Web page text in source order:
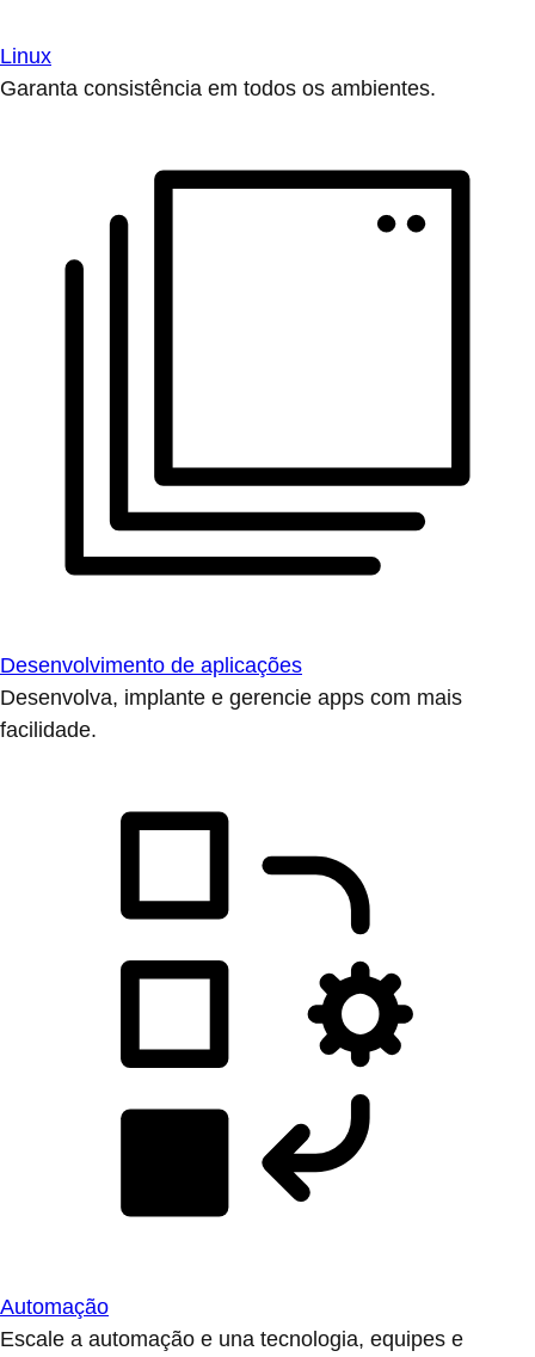
Linux
Garanta consistência em todos os ambientes.
Desenvolvimento de aplicações
Desenvolva, implante e gerencie apps com mais
facilidade.
Automação
Escale a automação e una tecnologia, equipes e